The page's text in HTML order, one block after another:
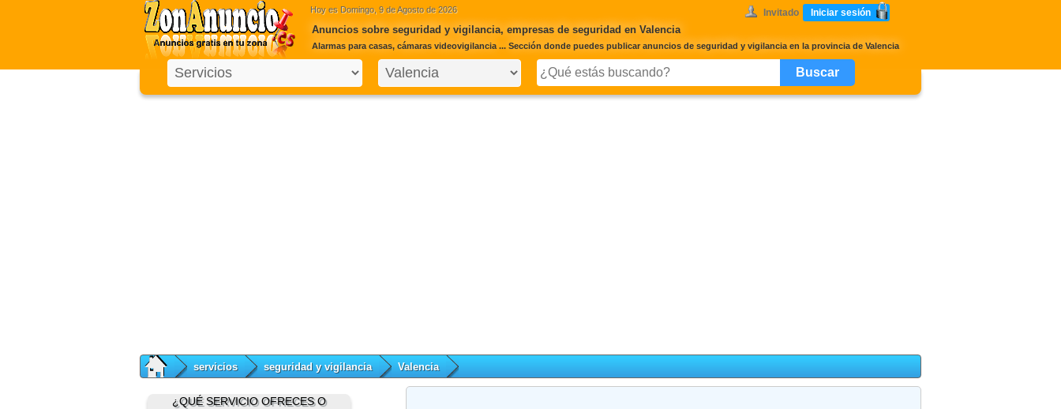
Hoy es Domingo, 9 de Agosto de 2026 Invitado Iniciar sesión
Anuncios sobre seguridad y vigilancia, empresas de seguridad en Valencia
Alarmas para casas, cámaras videovigilancia ... Sección donde puedes publicar anuncios de seguridad y vigilancia en la provincia de Valencia
servicios seguridad y vigilancia Valencia
¿QUÉ SERVICIO OFRECES O